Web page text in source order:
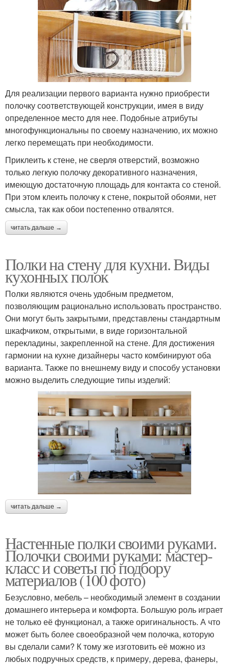
Для реализации первого варианта нужно приобрести
полочку соответствующей конструкции, имея в виду
определенное место для нее. Подобные атрибуты
многофункциональны по своему назначению, их можно
легко перемещать при необходимости.
Приклеить к стене, не сверля отверстий, возможно
только легкую полочку декоративного назначения,
имеющую достаточную площадь для контакта со стеной.
При этом клеить полочку к стене, покрытой обоями, нет
смысла, так как обои постепенно отвалятся.
читать дальше →
Полки на стену для кухни. Виды
кухонных полок
Полки являются очень удобным предметом,
позволяющим рационально использовать пространство.
Они могут быть закрытыми, представлены стандартным
шкафчиком, открытыми, в виде горизонтальной
перекладины, закрепленной на стене. Для достижения
гармонии на кухне дизайнеры часто комбинируют оба
варианта. Также по внешнему виду и способу установки
можно выделить следующие типы изделий:
читать дальше →
Настенные полки своими руками.
Полочки своими руками: мастер-
класс и советы по подбору
материалов (100 фото)
Безусловно, мебель – необходимый элемент в создании
домашнего интерьера и комфорта. Большую роль играет
не только её функционал, а также оригинальность. А что
может быть более своеобразной чем полочка, которую
вы сделали сами? К тому же изготовить её можно из
любых подручных средств, к примеру, дерева, фанеры,